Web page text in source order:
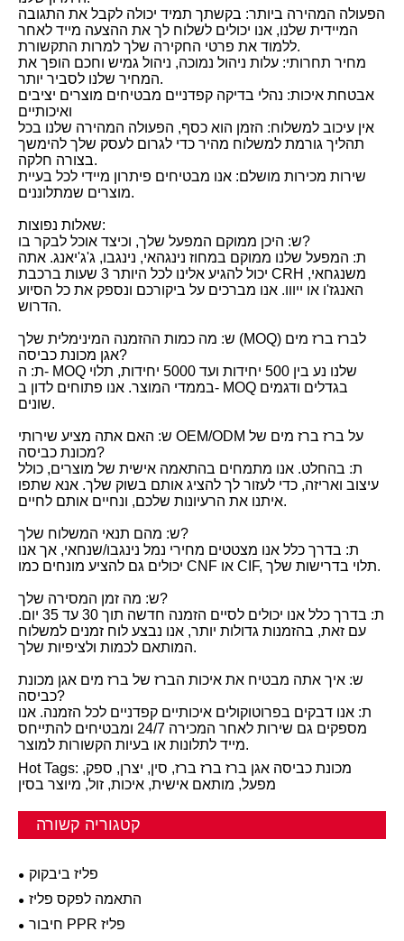
הפעולה המהירה ביותר: בקשתך תמיד יכולה לקבל את התגובה
המיידית שלנו, אנו יכולים לשלוח לך את ההצעה מייד לאחר
ללמוד את פרטי החקירה שלך למרות התקשורת.
מחיר תחרותי: עלות ניהול נמוכה, ניהול גמיש וחכם הופך את
המחיר שלנו לסביר יותר.
אבטחת איכות: נהלי בדיקה קפדניים מבטיחים מוצרים יציבים
ואיכותיים
אין עיכוב למשלוח: הזמן הוא כסף, הפעולה המהירה שלנו בכל
תהליך גורמת למשלוח מהיר כדי לגרום לעסק שלך להימשך
בצורה חלקה.
שירות מכירות מושלם: אנו מבטיחים פיתרון מיידי לכל בעיית
מוצרים שמתלוננים.
שאלות נפוצות:
ש: היכן ממוקם המפעל שלך, וכיצד אוכל לבקר בו?
ת: המפעל שלנו ממוקם במחוז נינגהאי, נינגבו, ג'ג'יאנג. אתה
יכול להגיע אלינו לכל היותר 3 שעות ברכבת CRH משנגחאי,
האנגז'ו או ייווו. אנו מברכים על ביקורכם ונספק את כל הסיוע
הדרוש.
ש: מה כמות ההזמנה המינימלית שלך (MOQ) לברז ברז מים
אגן מכונת כביסה?
ת: ה- MOQ שלנו נע בין 500 יחידות ועד 5000 יחידות, תלוי
בממדי המוצר. אנו פתוחים לדון ב- MOQ בגדלים ודגמים
שונים.
ש: האם אתה מציע שירותי OEM/ODM על ברז ברז מים של
מכונת כביסה?
ת: בהחלט. אנו מתמחים בהתאמה אישית של מוצרים, כולל
עיצוב ואריזה, כדי לעזור לך להציג אותם בשוק שלך. אנא שתפו
איתנו את הרעיונות שלכם, ונחיים אותם לחיים.
ש: מהם תנאי המשלוח שלך?
ת: בדרך כלל אנו מצטטים מחירי נמל נינגבו/שנחאי, אך אנו
יכולים גם להציע מונחים כמו CNF או CIF, תלוי בדרישות שלך.
ש: מה זמן המסירה שלך?
ת: בדרך כלל אנו יכולים לסיים הזמנה חדשה תוך 30 עד 35 יום.
עם זאת, בהזמנות גדולות יותר, אנו נבצע לוח זמנים למשלוח
המותאם לכמות ולציפיות שלך.
ש: איך אתה מבטיח את איכות הברז של ברז מים אגן מכונת
כביסה?
ת: אנו דבקים בפרוטוקולים איכותיים קפדניים לכל הזמנה. אנו
מספקים גם שירות לאחר המכירה 24/7 ומבטיחים להתייחס
מייד לתלונות או בעיות הקשורות למוצר.
Hot Tags: מכונת כביסה אגן ברז ברז ברז, סין, יצרן, ספק,
מפעל, מותאם אישית, איכות, זול, מיוצר בסין
קטגוריה קשורה
פליז ביבקוק
התאמה לפקס פליז
חיבור PPR פליז